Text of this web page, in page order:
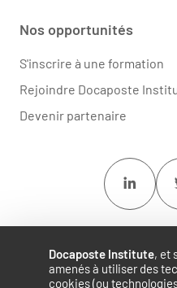
Docaposte Institute, et
amenés à utiliser des
cookies (ou
Nos opportunités
S'inscrire à une formation
Rejoindre Docaposte
Devenir partenaire
Linkedin